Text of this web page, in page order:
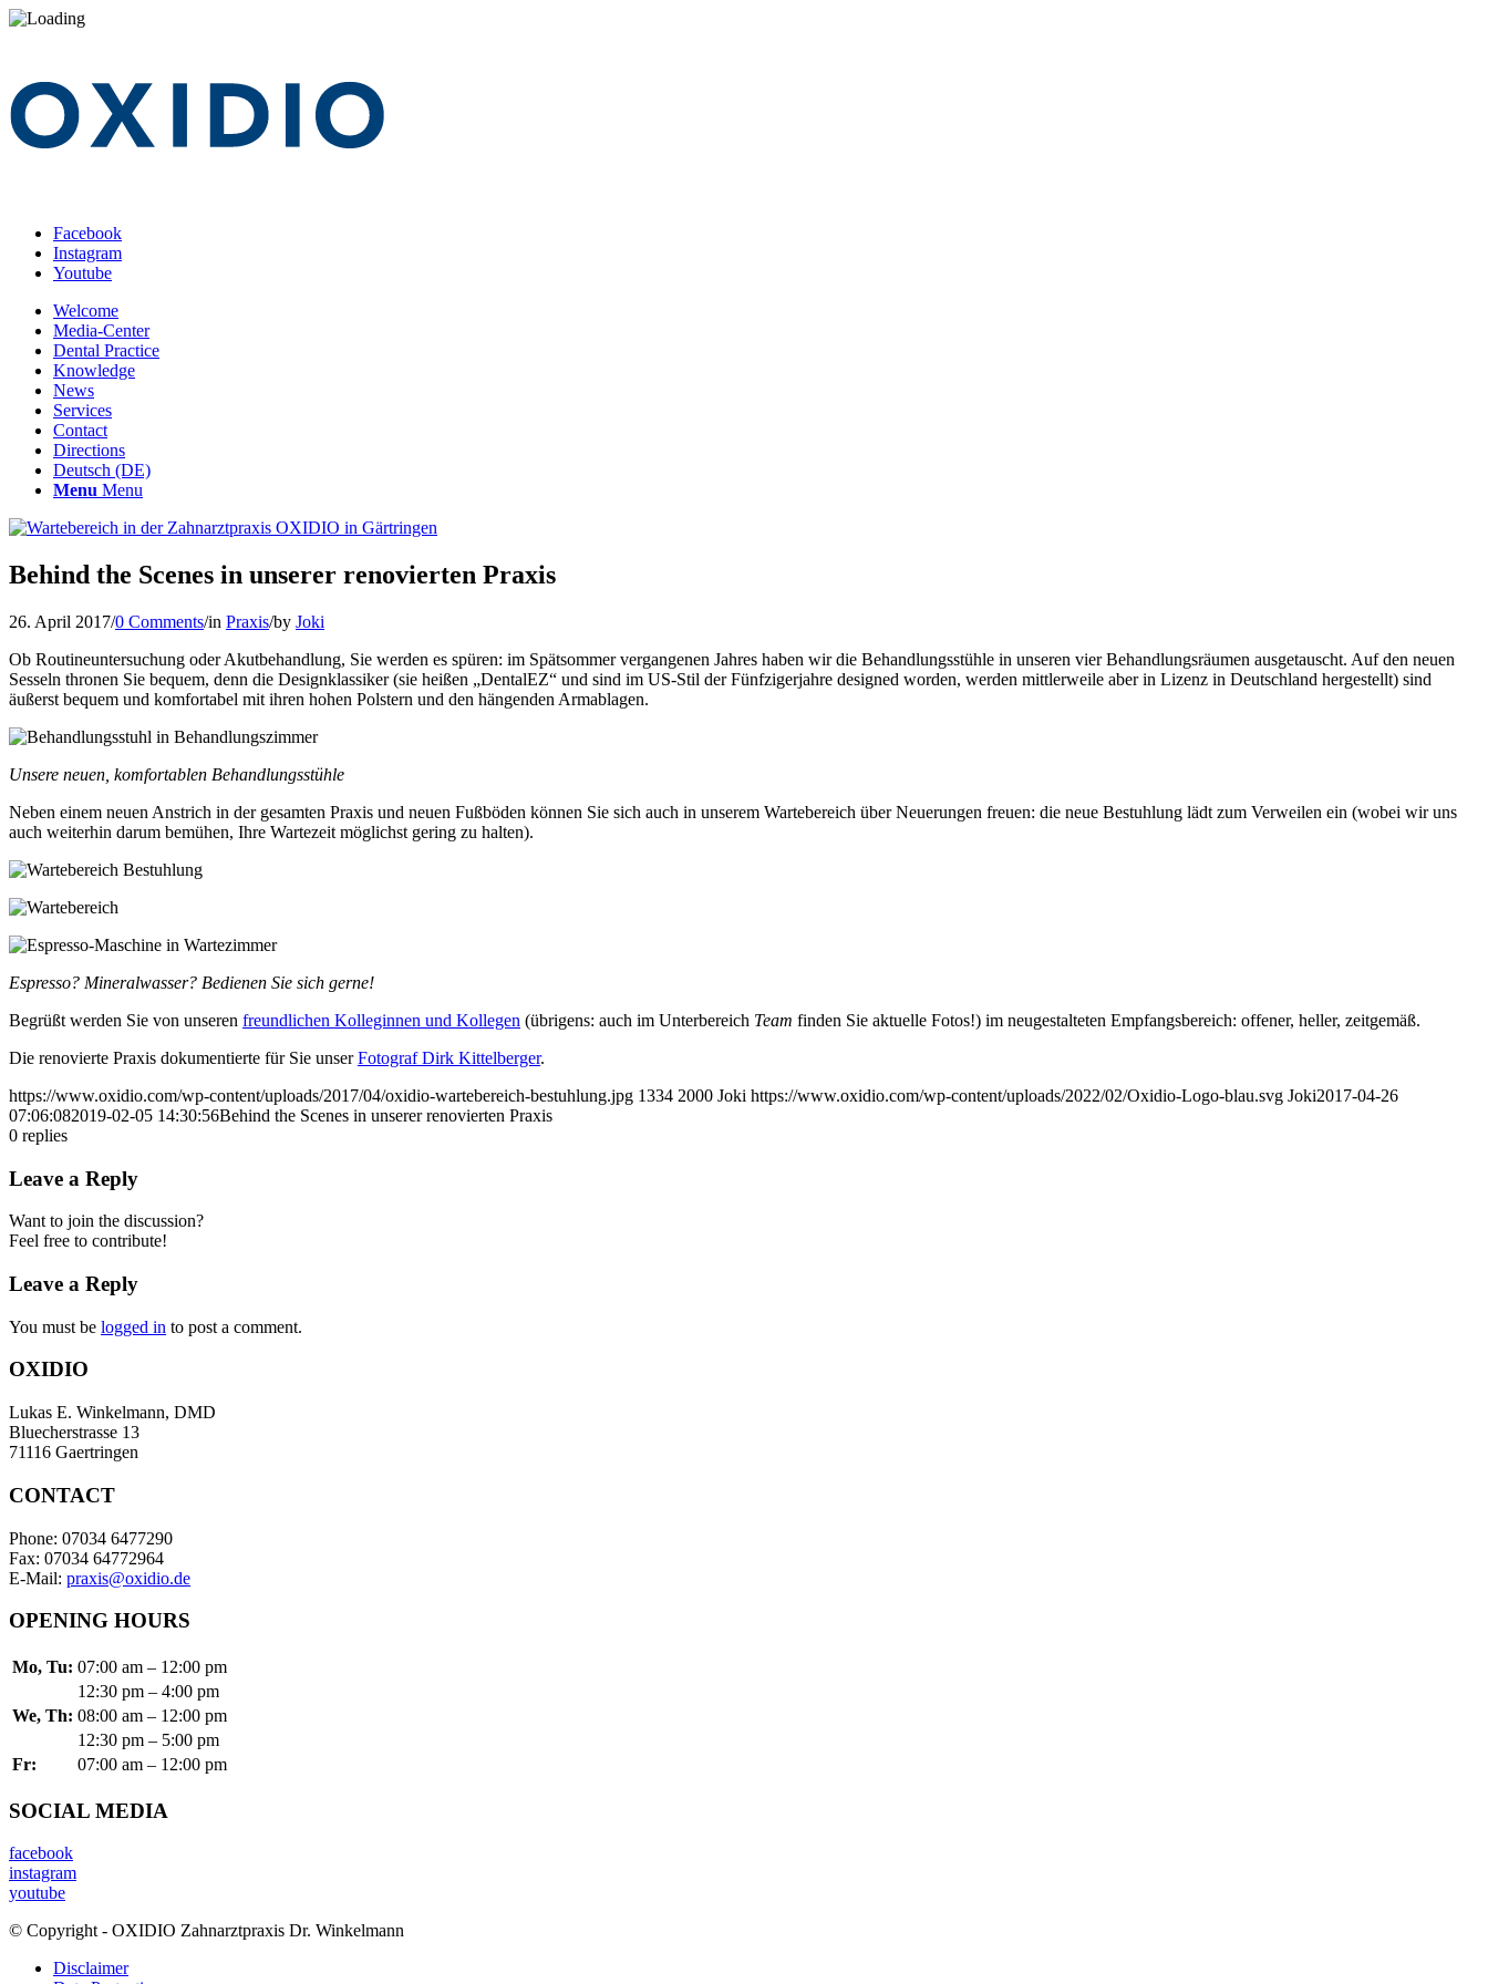
Facebook
Instagram
Youtube
Welcome
Media-Center
Dental Practice
Knowledge
News
Services
Contact
Directions
Deutsch (DE)
Menu Menu
Behind the Scenes in unserer renovierten Praxis
26. April 2017/0 Comments/in Praxis/by Joki
Ob Routineuntersuchung oder Akutbehandlung, Sie werden es spüren: im Spätsommer vergangenen Jahres haben wir die Behandlungsstühle in unseren vier Behandlungsräumen ausgetauscht. Auf den neuen
Sesseln thronen Sie bequem, denn die Designklassiker (sie heißen „DentalEZ“ und sind im US-Stil der Fünfzigerjahre designed worden, werden mittlerweile aber in Lizenz in Deutschland hergestellt) sind
äußerst bequem und komfortabel mit ihren hohen Polstern und den hängenden Armablagen.
Unsere neuen, komfortablen Behandlungsstühle
Neben einem neuen Anstrich in der gesamten Praxis und neuen Fußböden können Sie sich auch in unserem Wartebereich über Neuerungen freuen: die neue Bestuhlung lädt zum Verweilen ein (wobei wir uns
auch weiterhin darum bemühen, Ihre Wartezeit möglichst gering zu halten).
Espresso? Mineralwasser? Bedienen Sie sich gerne!
Begrüßt werden Sie von unseren freundlichen Kolleginnen und Kollegen (übrigens: auch im Unterbereich Team finden Sie aktuelle Fotos!) im neugestalteten Empfangsbereich: offener, heller, zeitgemäß.
Die renovierte Praxis dokumentierte für Sie unserFotograf Dirk Kittelberger.
https://www.oxidio.com/wp-content/uploads/2017/04/oxidio-wartebereich-bestuhlung.jpg 1334 2000 Joki https://www.oxidio.com/wp-content/uploads/2022/02/Oxidio-Logo-blau.svg Joki2017-04-26
07:06:082019-02-05 14:30:56Behind the Scenes in unserer renovierten Praxis
0 replies
Leave a Reply
Want to join the discussion?
Feel free to contribute!
Leave a Reply
You must be logged in to post a comment.
OXIDIO
Lukas E. Winkelmann, DMD
Bluecherstrasse 13
71116 Gaertringen
CONTACT
Phone: 07034 6477290
Fax: 07034 64772964
E-Mail: praxis@oxidio.de
OPENING HOURS
Mo, Tu: 07:00 am – 12:00 pm
12:30 pm – 4:00 pm
We, Th: 08:00 am – 12:00 pm
12:30 pm – 5:00 pm
Fr:
07:00 am – 12:00 pm
SOCIAL MEDIA
facebook
instagram
youtube
© Copyright - OXIDIO Zahnarztpraxis Dr. Winkelmann
Disclaimer